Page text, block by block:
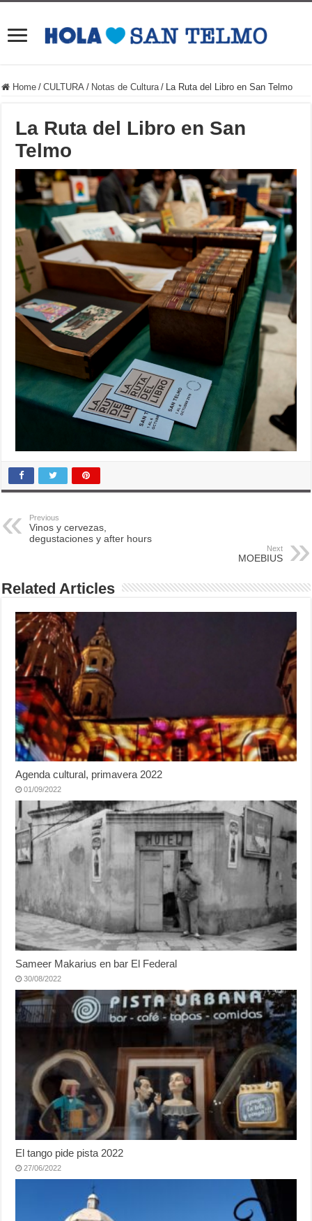
Home / CULTURA / Notas de Cultura / La Ruta del Libro en San Telmo
La Ruta del Libro en San
Telmo
Previous
Vinos y cervezas,
degustaciones y after hours
Next
MOEBIUS
Related Articles
Agenda cultural, primavera 2022
01/09/2022
Sameer Makarius en bar El Federal
30/08/2022
El tango pide pista 2022
27/06/2022